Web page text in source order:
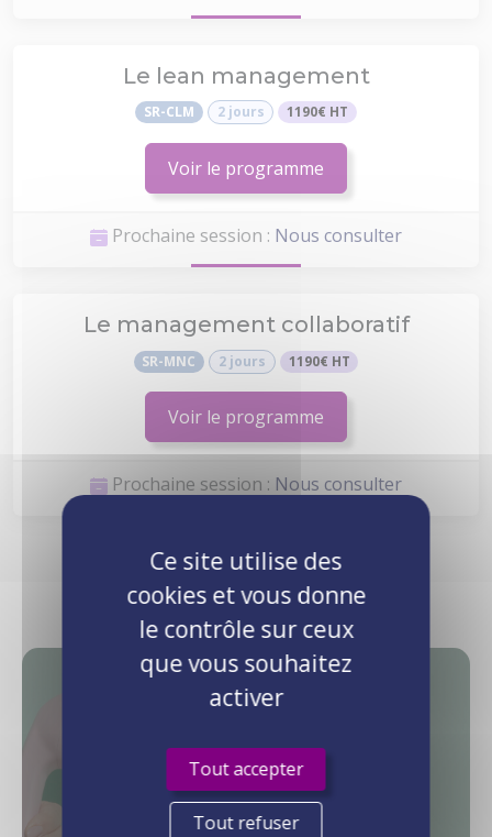
Le lean management
SR-CLM 2 jours 1190€ HT
Voir le programme
Prochaine session : Nous consulter
Le management collaboratif
SR-MNC 2 jours 1190€ HT
Voir le programme
Prochaine session : Nous consulter
d'informations ?
Pour toute demande complémentaire,
Ce site utilise des
cookies et vous donne
le contrôle sur ceux
que vous souhaitez
activer
Tout accepter
Tout refuser